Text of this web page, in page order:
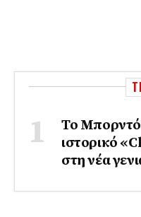
Το Μπορντό
ιστορικό
στη νέα